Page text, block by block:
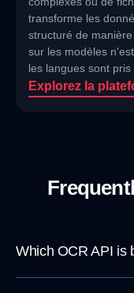
transforme les
structuré de
sur les modèles
les langues sont pris
Explorez la
Which OCR API is